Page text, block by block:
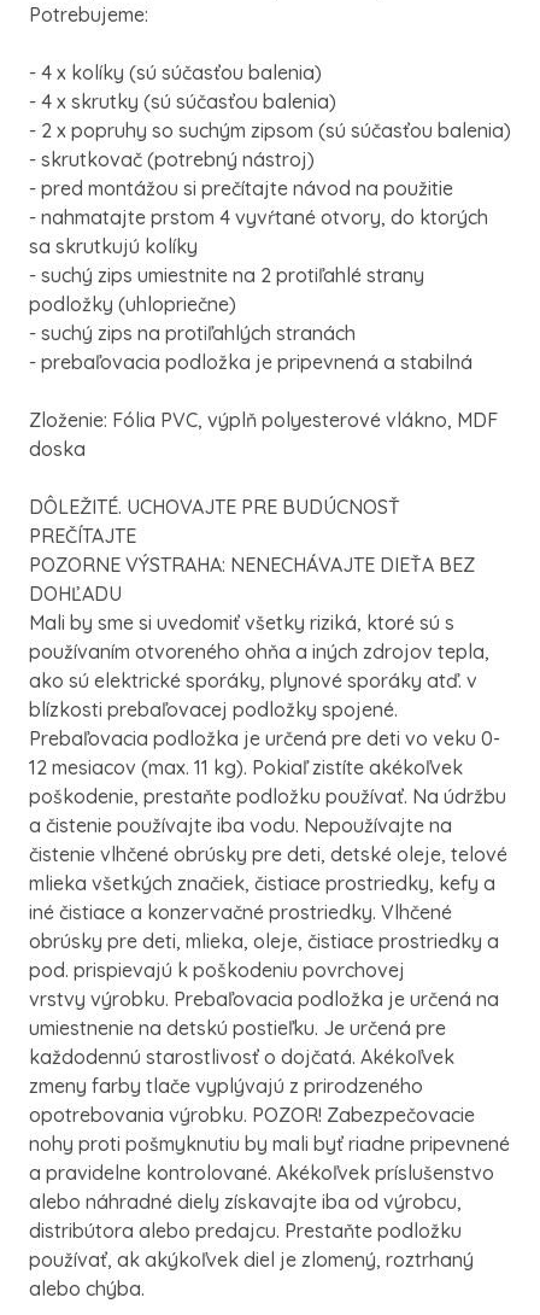
Potrebujeme:
- 4 x kolíky (sú súčasťou balenia)
- 4 x skrutky (sú súčasťou balenia)
- 2 x popruhy so suchým zipsom (sú súčasťou balenia)
- skrutkovač (potrebný nástroj)
- pred montážou si prečítajte návod na použitie
- nahmatajte prstom 4 vyvŕtané otvory, do ktorých
sa skrutkujú kolíky
- suchý zips umiestnite na 2 protiľahlé strany
podložky (uhlopriečne)
- suchý zips na protiľahlých stranách
- prebaľovacia podložka je pripevnená a stabilná
Zloženie: Fólia PVC, výplň polyesterové vlákno, MDF
doska
DÔLEŽITÉ. UCHOVAJTE PRE BUDÚCNOSŤ
PREČÍTAJTE
POZORNE VÝSTRAHA: NENECHÁVAJTE DIEŤA BEZ
DOHĽADU
Mali by sme si uvedomiť všetky riziká, ktoré sú s
používaním otvoreného ohňa a iných zdrojov tepla,
ako sú elektrické sporáky, plynové sporáky atď. v
blízkosti prebaľovacej podložky spojené.
Prebaľovacia podložka je určená pre deti vo veku 0-
12 mesiacov (max. 11 kg). Pokiaľ zistíte akékoľvek
poškodenie, prestaňte podložku používať. Na údržbu
a čistenie používajte iba vodu. Nepoužívajte na
čistenie vlhčené obrúsky pre deti, detské oleje, telové
mlieka všetkých značiek, čistiace prostriedky, kefy a
iné čistiace a konzervačné prostriedky. Vlhčené
obrúsky pre deti, mlieka, oleje, čistiace prostriedky a
pod. prispievajú k poškodeniu povrchovej
vrstvy výrobku. Prebaľovacia podložka je určená na
umiestnenie na detskú postieľku. Je určená pre
každodennú starostlivosť o dojčatá. Akékoľvek
zmeny farby tlače vyplývajú z prirodzeného
opotrebovania výrobku. POZOR! Zabezpečovacie
nohy proti pošmyknutiu by mali byť riadne pripevnené
a pravidelne kontrolované. Akékoľvek príslušenstvo
alebo náhradné diely získavajte iba od výrobcu,
distribútora alebo predajcu. Prestaňte podložku
používať, ak akýkoľvek diel je zlomený, roztrhaný
alebo chýba.